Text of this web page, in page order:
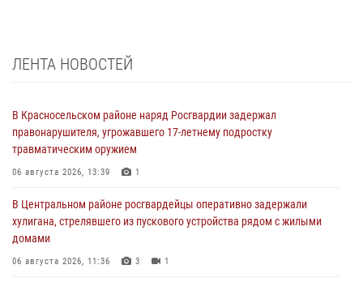
ЛЕНТА НОВОСТЕЙ
В Красносельском районе наряд Росгвардии задержал
правонарушителя, угрожавшего 17-летнему подростку
травматическим оружием
06 августа 2026, 13:39 1
В Центральном районе росгвардейцы оперативно задержали
хулигана, стрелявшего из пускового устройства рядом с жилыми
домами
06 августа 2026, 11:36 3 1